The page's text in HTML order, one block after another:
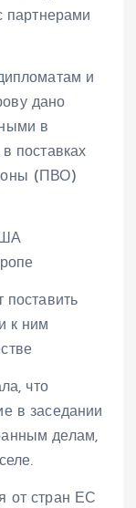
партнерами
и
дано
в
в поставках
(ПВО)
поставить
к ним
что
в заседании
делам,
от стран ЕС